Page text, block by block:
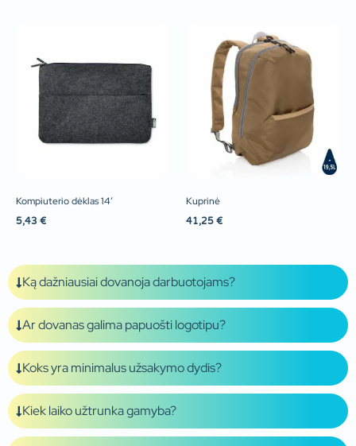
Kompiuterio dėklas 14′
5,43 €
Kuprinė
41,25 €
Ką dažniausiai dovanoja darbuotojams?
Ar dovanas galima papuošti logotipu?
Koks yra minimalus užsakymo dydis?
Kiek laiko užtrunka gamyba?